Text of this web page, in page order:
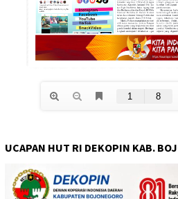
UCAPAN HUT RI DEKOPIN KAB.